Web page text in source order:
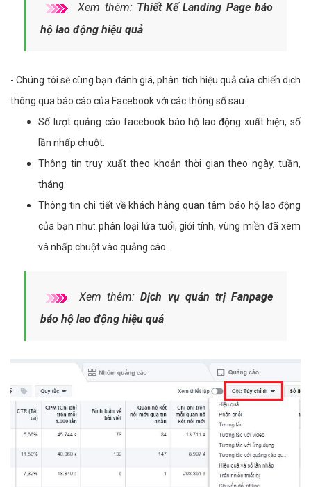
Xem thêm: Thiết Kế Landing Page báo
hộ lao động hiệu quả
- Chúng tôi sẽ cùng bạn đánh giá, phân tích hiệu quả của chiến dịch
thông qua báo cáo của Facebook với các thông số sau:
Số lượt quảng cáo facebook báo hộ lao động xuất hiện, số
lần nhấp chuột.
Thông tin truy xuất theo khoản thời gian theo ngày, tuần,
tháng.
Thông tin chi tiết về khách hàng quan tâm báo hộ lao động
của bạn như: phân loại lứa tuổi, giới tính, vùng miền đã xem
và nhấp chuột vào quảng cáo.
Xem thêm:Dịch vụ quản trị Fanpage
báo hộ lao động hiệu quả